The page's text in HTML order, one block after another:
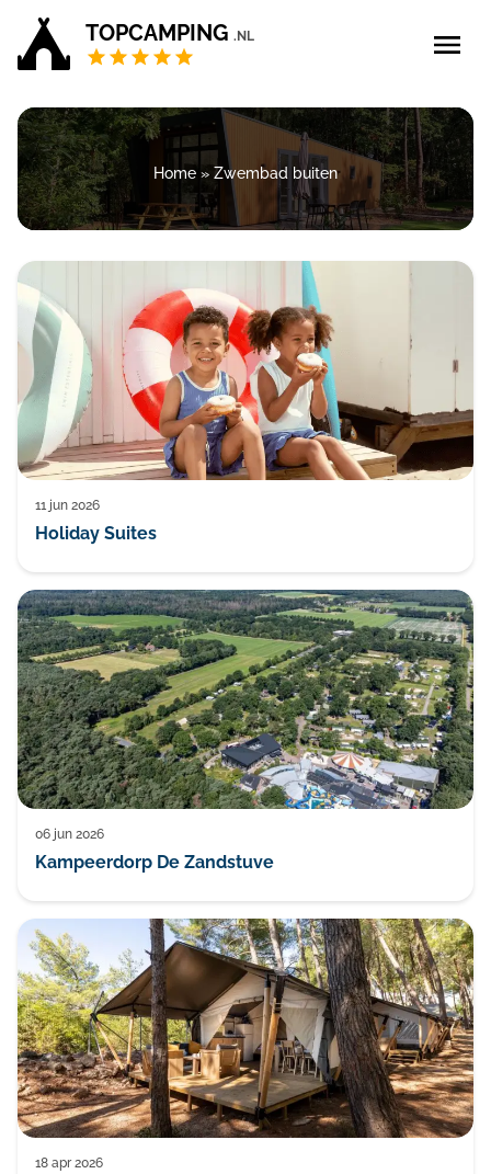
TOPCAMPING .NL
Blog
5 sterren campings
4 sterren campings
Campings Privé sanitair
Zoek & boek
Bedrijf aanmelden
Blog
Home » Zwembad buiten
11 jun 2026
Holiday Suites
06 jun 2026
Kampeerdorp De Zandstuve
18 apr 2026